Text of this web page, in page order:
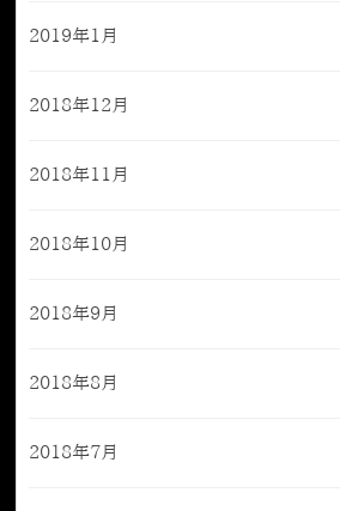
2019年1月
2018年12月
2018年11月
2018年10月
2018年9月
2018年8月
2018年7月